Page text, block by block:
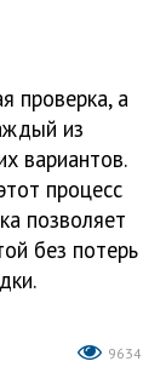
проверка, а
из
вариантов.
процесс
позволяет
без потерь
9634